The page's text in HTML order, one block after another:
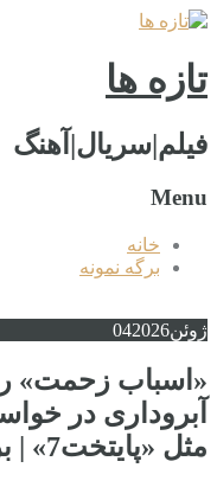
تازه ها
فیلم|سریال|آهنگ
Menu
خانه
برگه نمونه
ژوئن 042026
«اسباب زحمت»
آبروداری در
مثل «پایتخت7» | برمدار تکرار